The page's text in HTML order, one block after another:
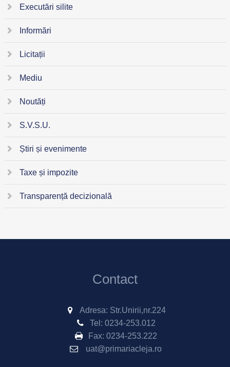
Executări silite
Informări
Licitații
Mediu
Noutăți
S.V.S.U.
Știri și evenimente
Taxe și impozite
Transparență decizională
Contact
Adresa: Str.Unirii,nr.224
Tel: 0234-253.012
Fax: 0234-253.222
uat@primariacleja.ro